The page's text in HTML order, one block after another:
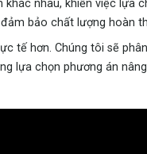
nhau, khiến việc lựa
bảo chất lượng hoàn
tế hơn. Chúng tôi sẽ
lựa chọn phương án